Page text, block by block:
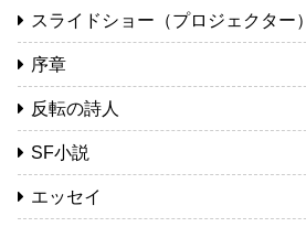
スライドショー（プロジェクター）
序章
反転の詩人
SF小説
エッセイ